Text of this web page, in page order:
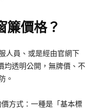
簾價格？
人員、或是經由官網下
均透明公開，無牌價、不
。
方式：一種是「基本標